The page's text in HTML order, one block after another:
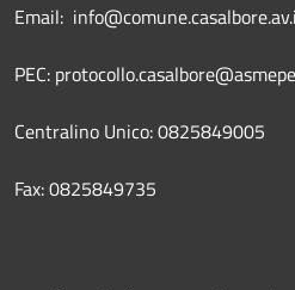
Email:
PEC:
Centralino Unico: 0825849005
Fax: 0825849735